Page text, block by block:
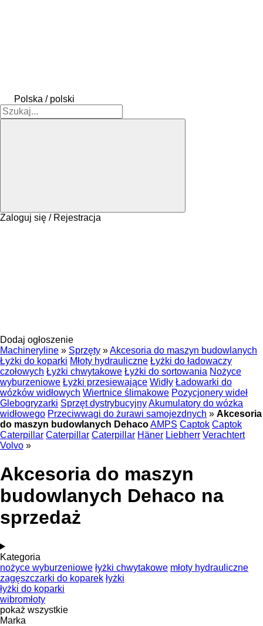
Polska / polski
Zaloguj się / Rejestracja
Dodaj ogłoszenie
Machineryline » Sprzęty »Akcesoria do maszyn budowlanych
Łyżki do koparki Młoty hydrauliczne Łyżki do ładowaczy
czołowych Łyżki chwytakowe Łyżki do sortowania Nożyce
wyburzeniowe Łyżki przesiewające Widły Ładowarki do
wózków widłowych Wiertnice ślimakowe Pozycjonery wideł
Glebogryzarki Sprzęt dystrybucyjnyAkumulatory do wózka
widłowego Przeciwwagi do żurawi samojezdnych » Akcesoria
do maszyn budowlanych DehacoAMPS Captok Captok
Caterpillar Caterpillar Caterpillar Häner Liebherr Verachtert
Volvo »
Akcesoria do maszyn
budowlanych Dehaco na
sprzedaż
Kategoria
nożyce wyburzeniowe łyżki chwytakowe młoty hydrauliczne
zagęszczarki do koparek łyżki
łyżki do koparki
wibromłoty
pokaż wszystkie
Marka